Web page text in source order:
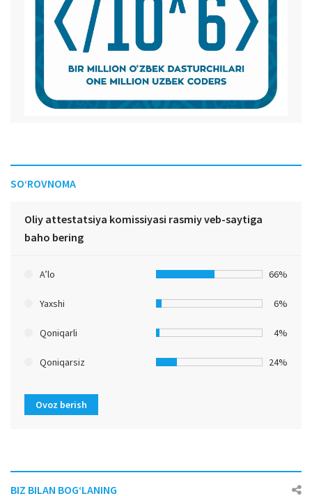
SO‘ROVNOMA
Oliy attestatsiya komissiyasi rasmiy veb-saytiga
baho bering
A’lo 66%
Yaxshi 6%
Qoniqarli 4%
Qoniqarsiz 24%
Ovoz berish
BIZ BILAN BOG‘LANING